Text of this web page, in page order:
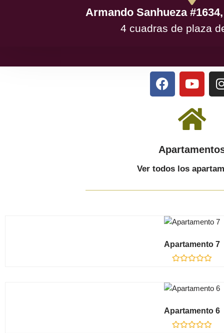
Armando Sanhueza
4 cuadras de plaza
Ver todos los
Apartamento 7
de
Apartamento 6